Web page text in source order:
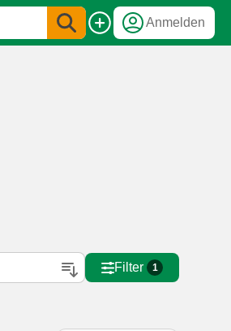
Anmelden
Filter 1